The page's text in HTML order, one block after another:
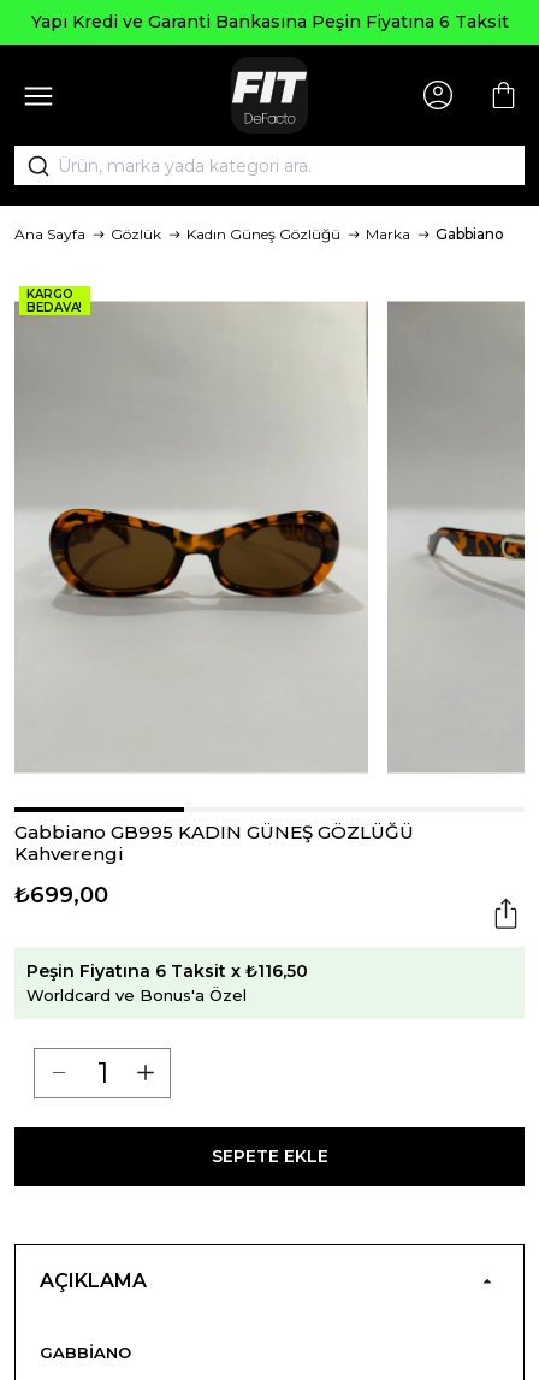
Kredi ve Garanti Bankasına Peşin Fiyatına 6 Taksit
Ana Sayfa Gözlük Kadın Güneş Gözlüğü Marka Gabbiano
KARGO
BEDAVA!
Gabbiano GB995 KADIN GÜNEŞ GÖZLÜĞÜ
Kahverengi
₺699,00
Peşin Fiyatına 6 Taksit x ₺116,50
Worldcard ve Bonus'a Özel
SEPETE EKLE
AÇIKLAMA
GABBIANO